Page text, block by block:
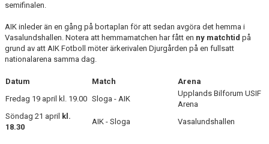
semifinalen.
AIK inleder än en gång på bortaplan för att sedan avgöra det hemma i
Vasalundshallen. Notera att hemmamatchen har fått en ny matchtid på
grund av att AIK Fotboll möter ärkerivalen Djurgården på en fullsatt
nationalarena samma dag.
Datum Match
Arena
Fredag 19 april kl. 19.00 Sloga - AIK
Upplands Bilforum USIF
Arena
Söndag 21 april kl.
18.30
AIK - Sloga Vasalundshallen